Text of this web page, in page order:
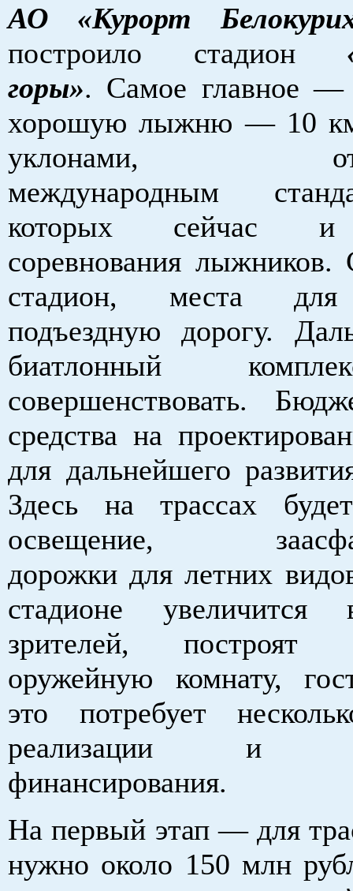
АО «Курорт
построило стадион
горы». Самое главное —
хорошую лыжню — 10
уклонами,
международным
которых сейчас и
соревнования лыжников.
стадион, места для
подъездную дорогу.
биатлонный
совершенствовать.
средства на
для дальнейшего
Здесь на трассах
освещение,
дорожки для летних
стадионе увеличится
зрителей, построят
оружейную комнату,
это потребует
реализации и
финансирования.
На первый этап — для
нужно около 150 млн